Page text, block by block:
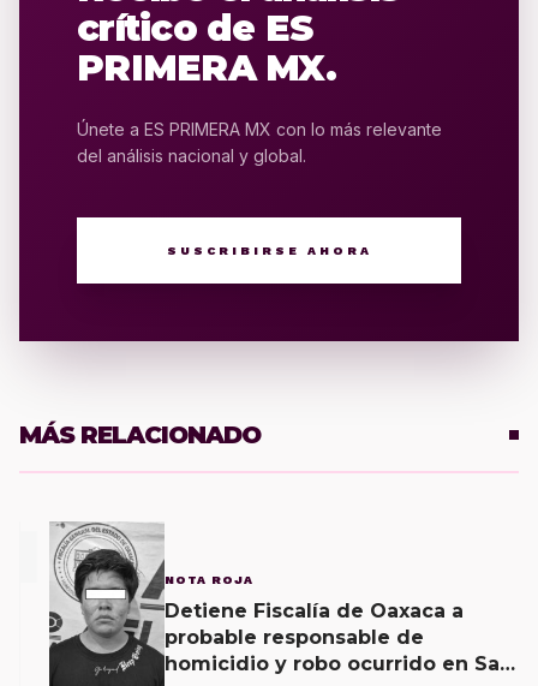
crítico de ES
PRIMERA MX.
Únete a ES PRIMERA MX con lo más relevante
del análisis nacional y global.
SUSCRIBIRSE AHORA
MÁS RELACIONADO
NOTA ROJA
Detiene Fiscalía de Oaxaca a
probable responsable de
homicidio y robo ocurrido en San